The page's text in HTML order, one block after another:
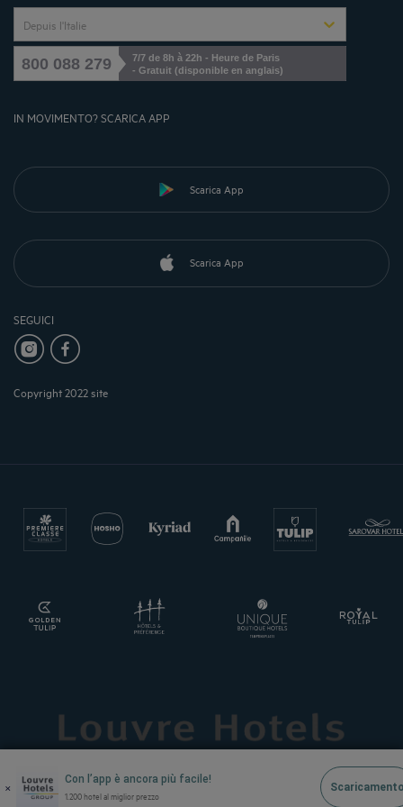
Depuis l'Italie
800 088 279
7/7 de 8h à 22h - Heure de Paris
- Gratuit (disponible en anglais)
IN MOVIMENTO? SCARICA APP
Scarica App
Scarica App
SEGUICI
Copyright 2022 site
× Con l’app è ancora più facile!
1.200 hotel al miglior prezzo